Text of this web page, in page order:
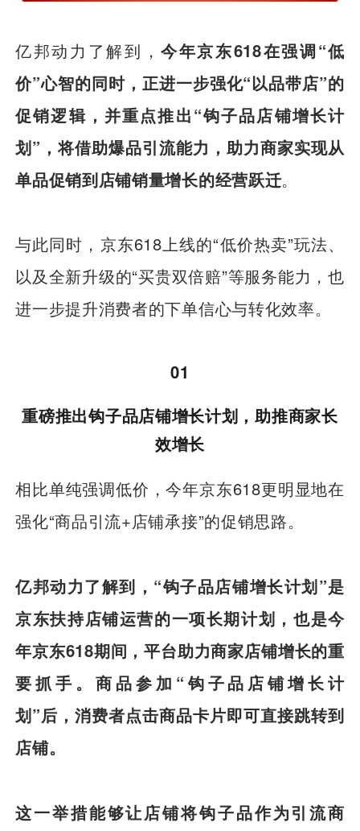
亿邦动力了解到，今年京东618在强调“低
价”心智的同时，正进一步强化“以品带店”的
促销逻辑，并重点推出“钩子品店铺增长计
划”，将借助爆品引流能力，助力商家实现从
单品促销到店铺销量增长的经营跃迁。
与此同时，京东618上线的“低价热卖”玩法、
以及全新升级的“买贵双倍赔”等服务能力，也
进一步提升消费者的下单信心与转化效率。
01
重磅推出钩子品店铺增长计划，助推商家长
效增长
相比单纯强调低价，今年京东618更明显地在
强化“商品引流+店铺承接”的促销思路。
亿邦动力了解到，“钩子品店铺增长计划”是
京东扶持店铺运营的一项长期计划，也是今
年京东618期间，平台助力商家店铺增长的重
要抓手。商品参加“钩子品店铺增长计
划”后，消费者点击商品卡片即可直接跳转到
店铺。
这一举措能够让店铺将钩子品作为引流商